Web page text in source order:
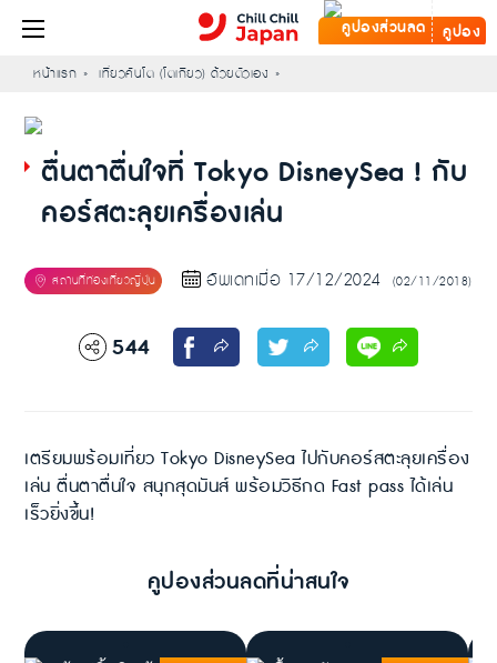
คูปอง
หน้าแรก เที่ยวคันโต (โตเกียว) ด้วยตัวเอง
ตื่นตาตื่นใจที่ Tokyo DisneySea ! กับ
คอร์สตะลุยเครื่องเล่น
อัพเดทเมื่อ 17/12/2024 (02/11/2018)
544
เตรียมพร้อมเที่ยว Tokyo DisneySea ไปกับคอร์สตะลุยเครื่อง
เล่น ตื่นตาตื่นใจ สนุกสุดมันส์ พร้อมวิธีกด Fast pass ได้เล่น
เร็วยิ่งขึ้น!
คูปองส่วนลดที่น่าสนใจ